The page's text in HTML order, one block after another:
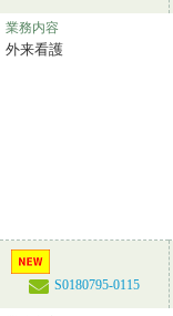
業務内容
外来看護
S0180795-0115